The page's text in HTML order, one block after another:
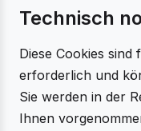
Technisch
Diese Cookies sind
erforderlich und
Sie werden in der
Ihnen